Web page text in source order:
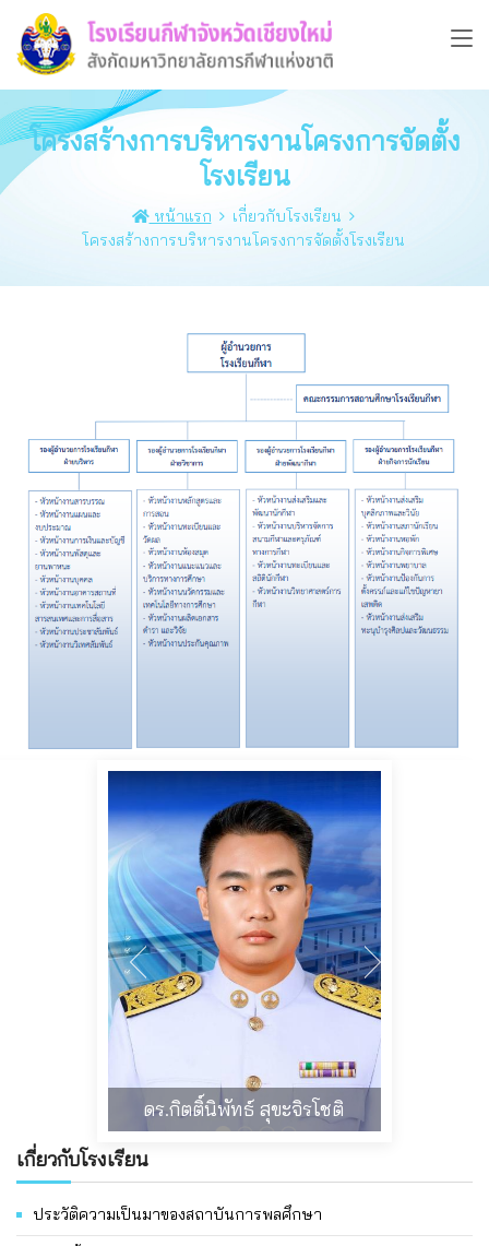
โครงสร้างการบริหารงานโครงการจัดตั้ง
โรงเรียน
หน้าแรก
เกี่ยวกับโรงเรียน
โครงสร้างการบริหารงานโครงการจัดตั้งโรงเรียน
นายธิปนที ออนศรี
เกี่ยวกับโรงเรียน
ประวัติความเป็นมาของสถาบันการพลศึกษา